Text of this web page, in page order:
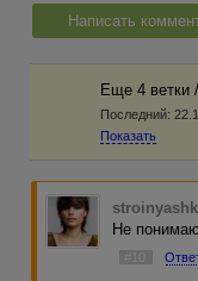
Написать
Еще 4 ветки
Последний:
Показать
Не